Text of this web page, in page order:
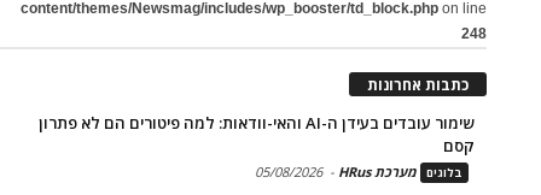
content/themes/Newsmag/includes/wp_booster/td_block.php on line
248
כתבות אחרונות
שימור עובדים בעידן ה-AI והאי-וודאות: למה פיטורים הם לא פתרון
קסם
בלוגים מערכת HRus -
05/08/2026